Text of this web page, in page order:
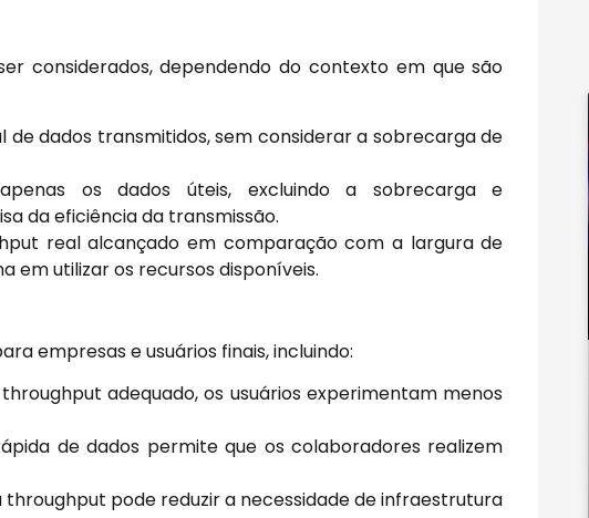
considerados, dependendo do contexto em que são
dados transmitidos, sem considerar a sobrecarga de
os dados úteis, excluindo a sobrecarga e
da eficiência da transmissão.
real alcançado em comparação com a largura de
em utilizar os recursos disponíveis.
empresas e usuários finais, incluindo:
adequado, os usuários experimentam menos
de dados permite que os colaboradores realizem
pode reduzir a necessidade de infraestrutura